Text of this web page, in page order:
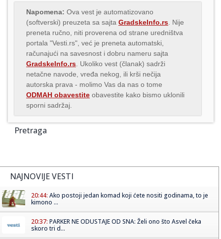
Napomena: Ova vest je automatizovano
(softverski) preuzeta sa sajta GradskeInfo.rs . Nije
preneta ručno, niti proverena od strane uredništva
portala "Vesti.rs", već je preneta automatski,
računajući na savesnost i dobru nameru sajta
GradskeInfo.rs . Ukoliko vest (članak) sadrži
netačne navode, vređa nekog, ili krši nečija
autorska prava - molimo Vas da nas o tome
ODMAH obavestite obavestite kako bismo uklonili
sporni sadržaj.
Pretraga
NAJNOVIJE VESTI
20:44: Ako postoji jedan komad koji ćete nositi godinama, to je
kimono ...
20:37: PARKER NE ODUSTAJE OD SNA: Želi ono što Asvel čeka
skoro tri d...